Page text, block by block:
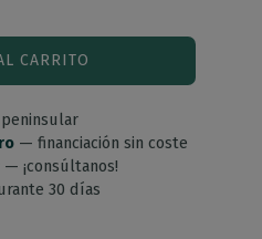
CARRITO
— financiación sin coste
— ¡consúltanos!
30 días